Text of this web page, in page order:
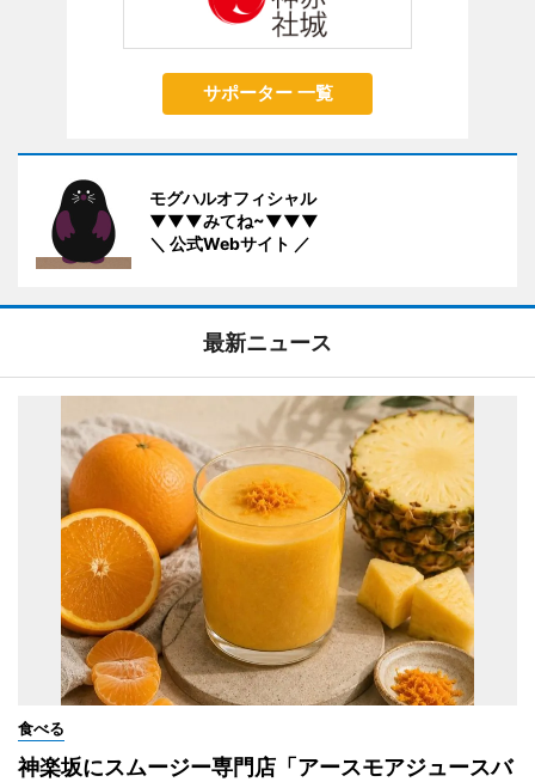
サポーター 一覧
モグハルオフィシャル
▼▼▼みてね~▼▼▼
＼ 公式Webサイト ／
最新ニュース
食べる
神楽坂にスムージー専門店「アースモアジュースバ